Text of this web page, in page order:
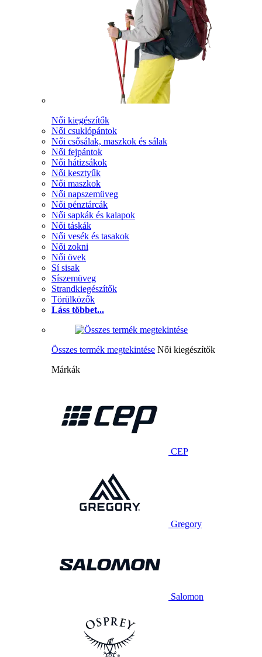
Női kiegészítők
Női csuklópántok
Női csősálak, maszkok és sálak
Női fejpántok
Női hátizsákok
Női kesztyűk
Női maszkok
Női napszemüveg
Női pénztárcák
Női sapkák és kalapok
Női táskák
Női vesék és tasakok
Női zokni
Női övek
Sí sisak
Síszemüveg
Strandkiegészítők
Törülközők
Láss többet...
Összes termék megtekintése Női kiegészítők
Márkák
CEP
Gregory
Salomon